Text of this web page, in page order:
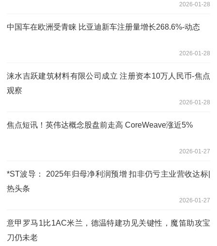
2026-01-28
中国车在欧洲受青睐 比亚迪新车注册量增长268.6%-动态
2026-01-28
涞水吉跃建筑材料有限公司成立 注册资本10万人民币-焦点
观察
2026-01-28
焦点短讯！英伟达概念股盘前走高 CoreWeave涨近5%
2026-01-27
*ST波导： 2025年归母净利润预增 扣非仍亏主业营收达标|
热头条
2026-01-27
意甲罗马1比1AC米兰，德温特建功见关键性，魔笛助攻宝
刀仍未老